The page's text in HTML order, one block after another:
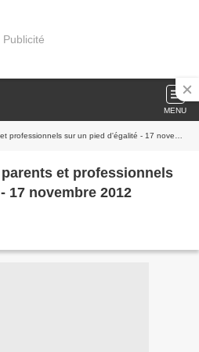
Publicité
MENU
sur un pied d'égalité - 17 novembre 2012
et professionnels
17 novembre 2012